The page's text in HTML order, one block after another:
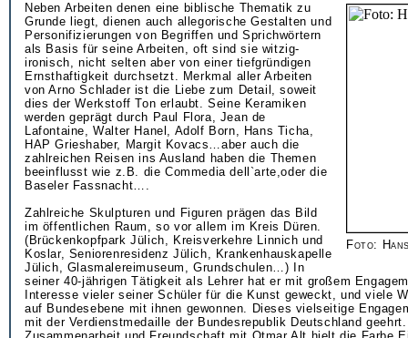
Foto:
Neben Arbeiten denen eine biblische Thematik zu
Grunde liegt, dienen auch allegorische Gestalten und
Personifizierungen von Begriffen und Sprichwörtern
als Basis für seine Arbeiten, oft sind sie witzig-
ironisch, nicht selten aber von einer tiefgründigen
Ernsthaftigkeit durchsetzt. Merkmal aller Arbeiten
von Arno Schlader ist die Liebe zum Detail, soweit
dies der Werkstoff Ton erlaubt. Seine Keramiken
werden geprägt durch Paul Flora, Jean de
Lafontaine, Walter Hanel, Adolf Born, Hans Ticha,
HAP Grieshaber, Margit Kovacs…aber auch die
zahlreichen Reisen ins Ausland haben die Themen
beeinflusst wie z.B. die Commedia dell`arte,oder die
Baseler Fassnacht….
Zahlreiche Skulpturen und Figuren prägen das Bild
im öffentlichen Raum, so vor allem im Kreis Düren.
(Brückenkopfpark Jülich, Kreisverkehre Linnich und
Koslar, Seniorenresidenz Jülich, Krankenhauskapelle
Jülich, Glasmalereimuseum, Grundschulen…) In
seiner 40-jährigen Tätigkeit als Lehrer hat er mit großem
Interesse vieler seiner Schüler für die Kunst geweckt, und viele
auf Bundesebene mit ihnen gewonnen. Dieses vielseitige
mit der Verdienstmedaille der Bundesrepublik Deutschland